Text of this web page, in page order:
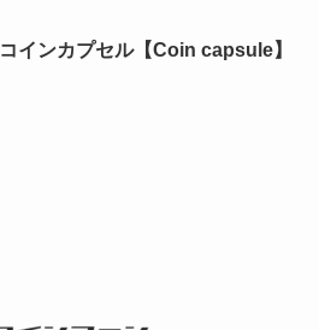
コインカプセル【Coin capsule】